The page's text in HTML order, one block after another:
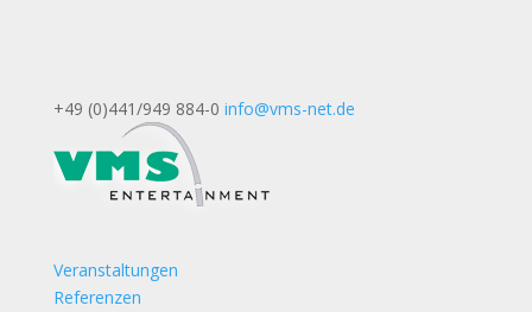
+49 (0)441/949 884-0 info@vms-net.de
Veranstaltungen
Referenzen